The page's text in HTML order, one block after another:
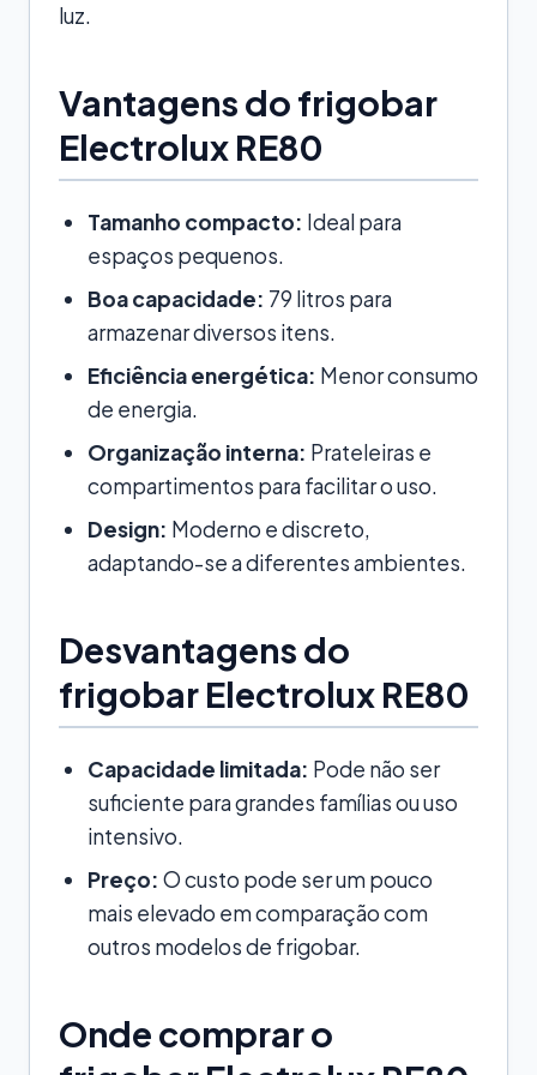
luz.
Vantagens do frigobar
Electrolux RE80
Tamanho compacto: Ideal para
espaços pequenos.
Boa capacidade: 79 litros para
armazenar diversos itens.
Eficiência energética: Menor consumo
de energia.
Organização interna: Prateleiras e
compartimentos para facilitar o uso.
Design: Moderno e discreto,
adaptando-se a diferentes ambientes.
Desvantagens do
frigobar Electrolux RE80
Capacidade limitada: Pode não ser
suficiente para grandes famílias ou uso
intensivo.
Preço: O custo pode ser um pouco
mais elevado em comparação com
outros modelos de frigobar.
Onde comprar o